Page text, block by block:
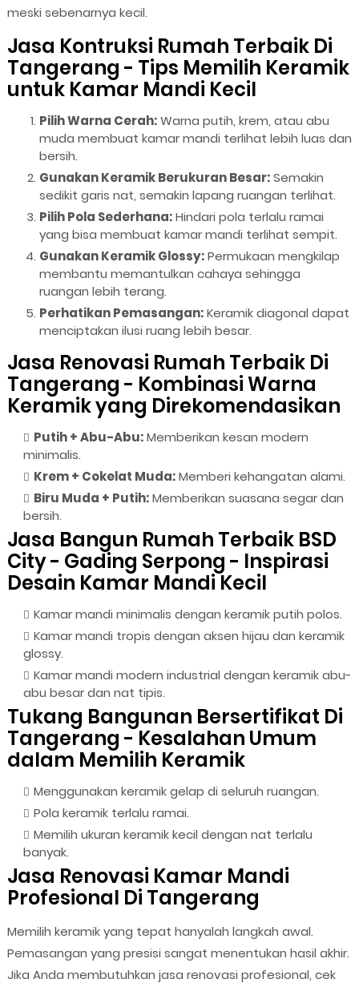
meski sebenarnya kecil.
Jasa Kontruksi Rumah Terbaik Di
Tangerang - Tips Memilih Keramik
untuk Kamar Mandi Kecil
Pilih Warna Cerah:Warna putih, krem, atau abu
muda membuat kamar mandi terlihat lebih luas dan
bersih.
Gunakan Keramik Berukuran Besar:Semakin
sedikit garis nat, semakin lapang ruangan terlihat.
Pilih Pola Sederhana:Hindari pola terlalu ramai
yang bisa membuat kamar mandi terlihat sempit.
Gunakan Keramik Glossy:Permukaan mengkilap
membantu memantulkan cahaya sehingga
ruangan lebih terang.
Perhatikan Pemasangan:Keramik diagonal dapat
menciptakan ilusi ruang lebih besar.
Jasa Renovasi Rumah Terbaik Di
Tangerang - Kombinasi Warna
Keramik yang Direkomendasikan
Putih + Abu-Abu:Memberikan kesan modern
minimalis.
Krem + Cokelat Muda:Memberi kehangatan alami.
Biru Muda + Putih:Memberikan suasana segar dan
bersih.
Jasa Bangun Rumah Terbaik BSD
City - Gading Serpong - Inspirasi
Desain Kamar Mandi Kecil
Kamar mandi minimalis dengan keramik putih polos.
Kamar mandi tropis dengan aksen hijau dan keramik
glossy.
Kamar mandi modern industrial dengan keramik abu-
abu besar dan nat tipis.
Tukang Bangunan Bersertifikat Di
Tangerang - Kesalahan Umum
dalam Memilih Keramik
Menggunakan keramik gelap di seluruh ruangan.
Pola keramik terlalu ramai.
Memilih ukuran keramik kecil dengan nat terlalu
banyak.
Jasa Renovasi Kamar Mandi
Profesional Di Tangerang
Memilih keramik yang tepat hanyalah langkah awal.
Pemasangan yang presisi sangat menentukan hasil akhir.
Jika Anda membutuhkan jasa renovasi profesional, cek